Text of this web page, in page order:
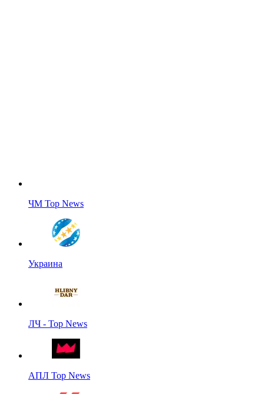
ЧМ Top News
Украина
ЛЧ - Top News
АПЛ Top News